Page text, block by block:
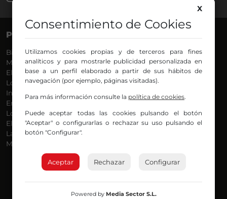
PROGRAMAS
Bilbosport
Más Música
El Madrugador
Lo Más Nuevo
Informativos
En Ruta
Locos por la Música
El Supermadrugador
La Mañana de Radio Nervión
Más Madrugada
Agurtzane
Belén Ollero
Dani
Eduardo
Eva Argote
Endika
Iker
Iñigo
Joseba
Mar y Cielo
Miguel Ángel
X
Consentimiento de Cookies
Utilizamos cookies propias y de terceros para fines
analíticos y para mostrarle publicidad personalizada en
base a un perfil elaborado a partir de sus hábitos de
navegación (por ejemplo, páginas visitadas).
Para más información consulte la política de cookies.
Puede aceptar todas las cookies pulsando el botón
"Aceptar" o configurarlas o rechazar su uso pulsando el
botón "Configurar".
Aceptar Rechazar Configurar
Powered by Media Sector S.L.